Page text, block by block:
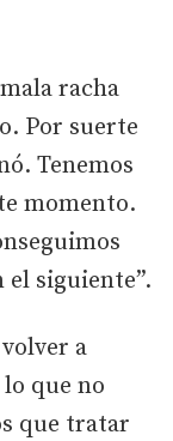
racha
Por suerte
Tenemos
momento.
el siguiente”.
a
que no
que tratar